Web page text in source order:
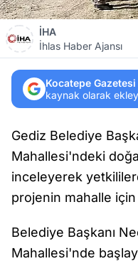
İHA
İhlas Haber Ajansı
Kocatepe Gazetesi
kaynak olarak
Gediz Belediye
Mahallesi'ndeki
inceleyerek
projenin mahalle
Belediye Başkanı
Mahallesi'nde